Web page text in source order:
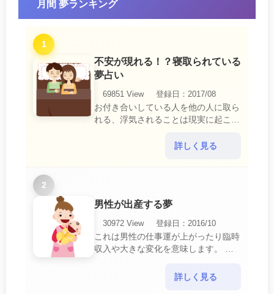
月間 夢ランキング
1
不安が現れる！？寝取られている
夢占い
69851 View
登録日：2017/08
お付き合いしている人を他の人に取ら
れる、浮気されることは現実に起こる
いにおいて、『寝取られている』夢
詳しく見る
2
男性が出産する夢
30972 View
登録日：2016/10
これは男性の仕事運が上がったり臨時
収入や大きな変化を意味します。 喜
ればあり得ない事が起きるのでビック
詳しく見る